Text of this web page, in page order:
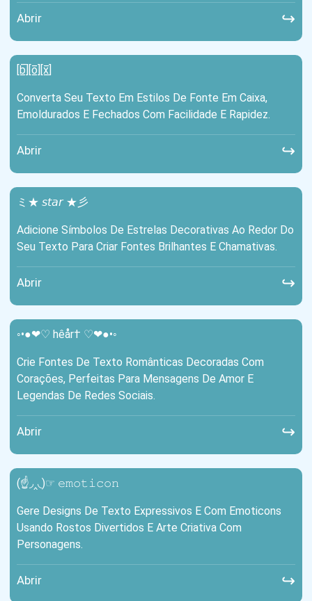
Abrir ↪
[b̲̅][o̲̅][x̲̅]
Converta Seu Texto Em Estilos De Fonte Em Caixa,
Emoldurados E Fechados Com Facilidade E Rapidez.
Abrir ↪
ミ★ 𝘴𝘵𝘢𝘳 ★彡
Adicione Símbolos De Estrelas Decorativas Ao Redor Do
Seu Texto Para Criar Fontes Brilhantes E Chamativas.
Abrir ↪
◦•●❤♡ hêår† ♡❤●•◦
Crie Fontes De Texto Românticas Decoradas Com
Corações, Perfeitas Para Mensagens De Amor E
Legendas De Redes Sociais.
Abrir ↪
(☝◞‸◟)☞ 𝚎𝚖𝚘𝚝𝚒𝚌𝚘𝚗
Gere Designs De Texto Expressivos E Com Emoticons
Usando Rostos Divertidos E Arte Criativa Com
Personagens.
Abrir ↪